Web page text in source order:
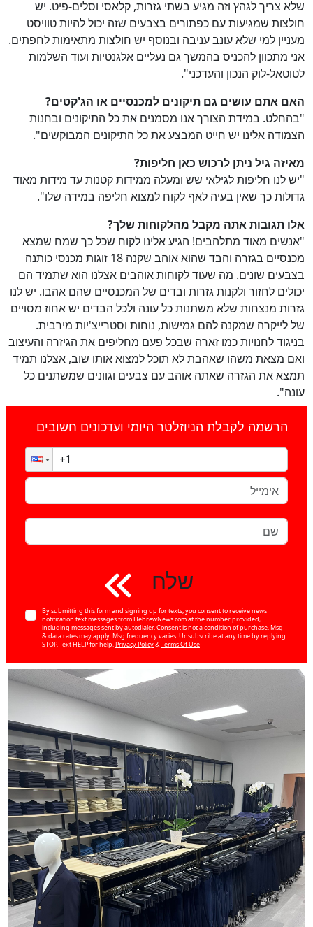
שלא צריך לגהץ וזה מגיע בשתי גזרות, קלאסי וסלים-פיט. יש
חולצות שמגיעות עם כפתורים בצבעים שזה יכול להיות טוויסט
מעניין למי שלא עונב עניבה ובנוסף יש חולצות מתאימות לחפתים.
אני מתכוון להכניס בהמשך גם נעליים אלגנטיות ועוד השלמות
לטוטאל-לוק הנכון והעדכני".
האם אתם עושים גם תיקונים למכנסיים או הג'קטים?
"בהחלט. במידת הצורך אנו מסמנים את כל התיקונים ובחנות
הצמודה אלינו יש חייט המבצע את כל התיקונים המבוקשים".
מאיזה גיל ניתן לרכוש כאן חליפות?
"יש לנו חליפות לגילאי שש ומעלה ממידות קטנות עד מידות מאוד
גדולות כך שאין בעיה לאף לקוח למצוא חליפה במידה שלו".
אלו תגובות אתה מקבל מהלקוחות שלך?
"אנשים מאוד מתלהבים! הגיע אלינו לקוח שכל כך שמח שמצא
מכנסיים בגזרה והבד שהוא אוהב שקנה 18 זוגות מכנסי כותנה
בצבעים שונים. מה שעוד לקוחות אוהבים אצלנו הוא שתמיד הם
יכולים לחזור ולקנות גזרות ובדים של המכנסיים שהם אהבו. יש לנו
גזרות מנצחות שלא משתנות כל עונה ולכל הבדים יש אחוז מסויים
של לייקרה שמקנה להם גמישות, נוחות וסטרייצ'יות מירבית.
בניגוד לחנויות כמו זארה שבכל פעם מחליפים את הגיזרה והעיצוב
ואם מצאת משהו שאהבת לא תוכל למצוא אותו שוב, אצלנו תמיד
תמצא את הגזרה שאתה אוהב עם צבעים וגוונים שמשתנים כל
עונה".
הרשמה לקבלת הניוזלטר היומי ועדכונים חשובים
שלח
By submitting this form and signing up for texts, you consent to receive news
notification text messages from HebrewNews.com at the number provided,
including messages sent by autodialer. Consent is not a condition of purchase. Msg
& data rates may apply. Msg frequency varies. Unsubscribe at any time by replying
STOP. Text HELP for help.Privacy Policy&Terms Of Use